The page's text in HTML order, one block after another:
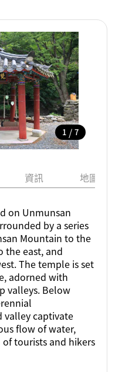
1 / 7
資訊 地圖
on Unmunsan
by a series
Mountain to the
the east, and
The temple is set
adorned with
valleys. Below
valley captivate
flow of water,
tourists and hikers